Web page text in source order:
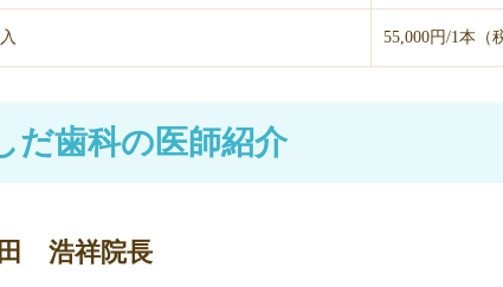
55,000円/1本（
だ歯科の医師紹介
浩祥院長